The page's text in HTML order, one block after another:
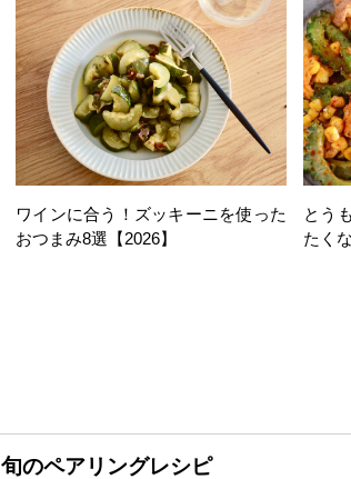
ワインに合う！ズッキーニを使った
おつまみ8選【2026】
とう
たく
旬のペアリングレシピ